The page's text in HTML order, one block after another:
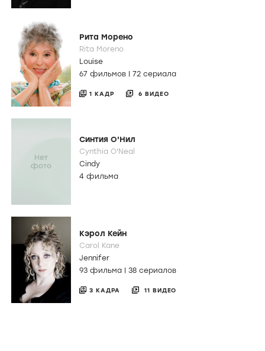
Рита Морено
Rita Moreno
Louise
67 фильмов | 72 сериала
1 КАДР 6 ВИДЕО
Синтия О'Нил
Cynthia O'Neal
Cindy
4 фильма
Кэрол Кейн
Carol Kane
Jennifer
93 фильма | 38 сериалов
3 КАДРА 11 ВИДЕО